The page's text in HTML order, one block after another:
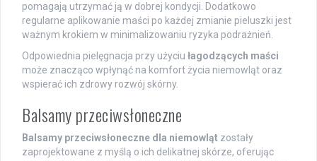
pomagają utrzymać ją w dobrej kondycji. Dodatkowo
regularne aplikowanie maści po każdej zmianie pieluszki jest
ważnym krokiem w minimalizowaniu ryzyka podrażnień.
Odpowiednia pielęgnacja przy użyciu łagodzących maści
może znacząco wpłynąć na komfort życia niemowląt oraz
wspierać ich zdrowy rozwój skórny.
Balsamy przeciwsłoneczne
Balsamy przeciwsłoneczne dla niemowląt zostały
zaprojektowane z myślą o ich delikatnej skórze, oferując